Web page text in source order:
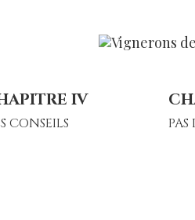
IV
CONSEILS PAS